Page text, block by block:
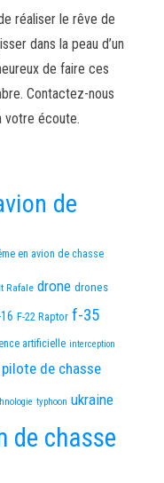
réaliser le rêve de
dans la peau d’un
de faire ces
Contactez-nous
votre écoute.
de
en avion de chasse
Rafale drone drones
F-22 Raptor f-35
artificielle interception
pilote de chasse
typhoon ukraine
de chasse